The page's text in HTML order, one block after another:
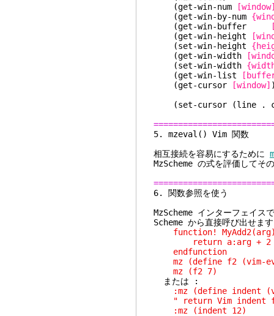
(get-win-num
(get-win-by-num
(get-win-buffer
(get-win-height
(set-win-height
(get-win-width
(set-win-width
(get-win-list
(get-cursor
[window]
(set-cursor (line .
5.
相互接続を容易にするために
MzScheme の式を評価して
6. 関数
MzScheme インターフェイス
Scheme から直接呼び出せま
function!
return a:arg + 2
endfunction
mz (define f2 (vim-
mz (f2 7)
または :
:mz (define indent
" return Vim indent
:mz (indent 12)